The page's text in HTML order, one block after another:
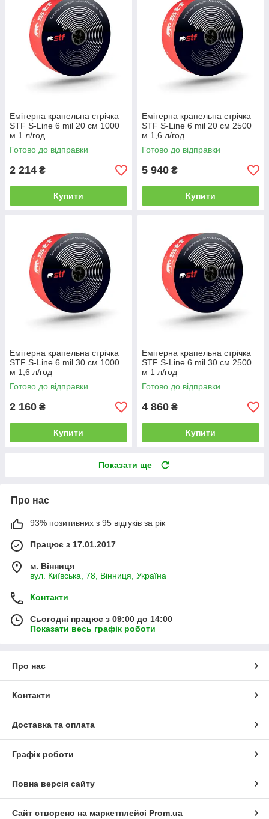
Емітерна крапельна стрічка
STF S-Line 6 mil 20 см 1000
м 1 л/год
Готово до відправки
2 214 ₴
Купити
Емітерна крапельна стрічка
STF S-Line 6 mil 20 см 2500
м 1,6 л/год
Готово до відправки
5 940 ₴
Купити
Емітерна крапельна стрічка
STF S-Line 6 mil 30 см 1000
м 1,6 л/год
Готово до відправки
2 160 ₴
Купити
Емітерна крапельна стрічка
STF S-Line 6 mil 30 см 2500
м 1 л/год
Готово до відправки
4 860 ₴
Купити
Показати ще
Про нас
93% позитивних з 95 відгуків за рік
Працює з 17.01.2017
м. Вінниця
вул. Київська, 78, Вінниця, Україна
Контакти
Сьогодні працює з 09:00 до 14:00
Показати весь графік роботи
Про нас
Контакти
Доставка та оплата
Графік роботи
Повна версія сайту
Сайт створено на маркетплейсі Prom.ua